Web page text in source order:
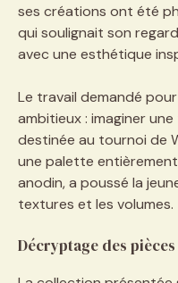
ses créations ont été
qui soulignait son
avec une esthétique
Le travail demandé
ambitieux : imaginer
destinée au tournoi de
une palette entièrement
anodin, a poussé la
textures et les volumes.
Décryptage des